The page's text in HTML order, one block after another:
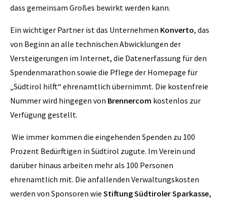
dass gemeinsam Großes bewirkt werden kann.
Ein wichtiger Partner ist das Unternehmen Konverto, das
von Beginn an alle technischen Abwicklungen der
Versteigerungen im Internet, die Datenerfassung für den
Spendenmarathon sowie die Pflege der Homepage für
„Südtirol hilft“ ehrenamtlich übernimmt. Die kostenfreie
Nummer wird hingegen von Brennercom kostenlos zur
Verfügung gestellt.
Wie immer kommen die eingehenden Spenden zu 100
Prozent Bedürftigen in Südtirol zugute. Im Verein und
darüber hinaus arbeiten mehr als 100 Personen
ehrenamtlich mit. Die anfallenden Verwaltungskosten
werden von Sponsoren wie Stiftung Südtiroler Sparkasse,